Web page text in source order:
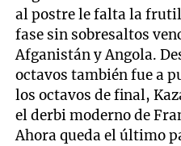
al postre le falta la
fase sin sobresaltos
Afganistán y Angola.
octavos también fue a
los octavos de final,
el derbi moderno de
Ahora queda el último